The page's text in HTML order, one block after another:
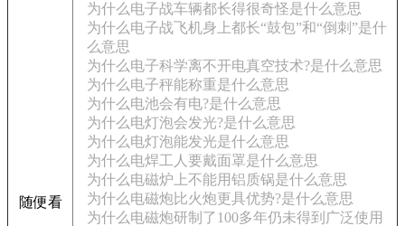
随便看
为什么电子战车辆都长得很奇怪是什么意思
为什么电子战飞机身上都长“鼓包”和“倒刺”是什
么意思
为什么电子科学离不开电真空技术?是什么意思
为什么电子秤能称重是什么意思
为什么电池会有电?是什么意思
为什么电灯泡会发光?是什么意思
为什么电灯泡能发光是什么意思
为什么电焊工人要戴面罩是什么意思
为什么电磁炉上不能用铝质锅是什么意思
为什么电磁炮比火炮更具优势?是什么意思
为什么电磁炮研制了100多年仍未得到广泛使用